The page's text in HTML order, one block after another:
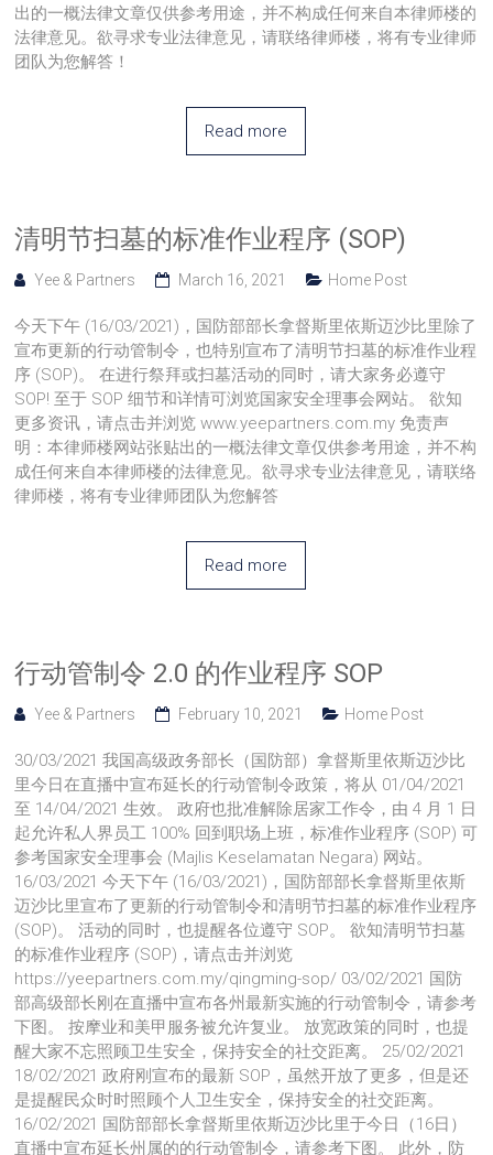
出的一概法律文章仅供参考用途，并不构成任何来自本律师楼的
法律意见。欲寻求专业法律意见，请联络律师楼，将有专业律师
团队为您解答！
Read more
清明节扫墓的标准作业程序 (SOP)
Yee & Partners March 16, 2021 Home Post
今天下午 (16/03/2021)，国防部部长拿督斯里依斯迈沙比里除了
宣布更新的行动管制令，也特别宣布了清明节扫墓的标准作业程
序 (SOP)。 在进行祭拜或扫墓活动的同时，请大家务必遵守
SOP! 至于 SOP 细节和详情可浏览国家安全理事会网站。 欲知
更多资讯，请点击并浏览 www.yeepartners.com.my 免责声
明：本律师楼网站张贴出的一概法律文章仅供参考用途，并不构
成任何来自本律师楼的法律意见。欲寻求专业法律意见，请联络
律师楼，将有专业律师团队为您解答
Read more
行动管制令 2.0 的作业程序 SOP
Yee & Partners February 10, 2021 Home Post
30/03/2021 我国高级政务部长（国防部）拿督斯里依斯迈沙比
里今日在直播中宣布延长的行动管制令政策，将从 01/04/2021
至 14/04/2021 生效。 政府也批准解除居家工作令，由 4 月 1 日
起允许私人界员工 100% 回到职场上班，标准作业程序 (SOP) 可
参考国家安全理事会 (Majlis Keselamatan Negara) 网站。
16/03/2021 今天下午 (16/03/2021)，国防部部长拿督斯里依斯
迈沙比里宣布了更新的行动管制令和清明节扫墓的标准作业程序
(SOP)。 活动的同时，也提醒各位遵守 SOP。 欲知清明节扫墓
的标准作业程序 (SOP)，请点击并浏览
https://yeepartners.com.my/qingming-sop/ 03/02/2021 国防
部高级部长刚在直播中宣布各州最新实施的行动管制令，请参考
下图。 按摩业和美甲服务被允许复业。 放宽政策的同时，也提
醒大家不忘照顾卫生安全，保持安全的社交距离。 25/02/2021
18/02/2021 政府刚宣布的最新 SOP，虽然开放了更多，但是还
是提醒民众时时照顾个人卫生安全，保持安全的社交距离。
16/02/2021 国防部部长拿督斯里依斯迈沙比里于今日（16日）
直播中宣布延长州属的的行动管制令，请参考下图。 此外，防